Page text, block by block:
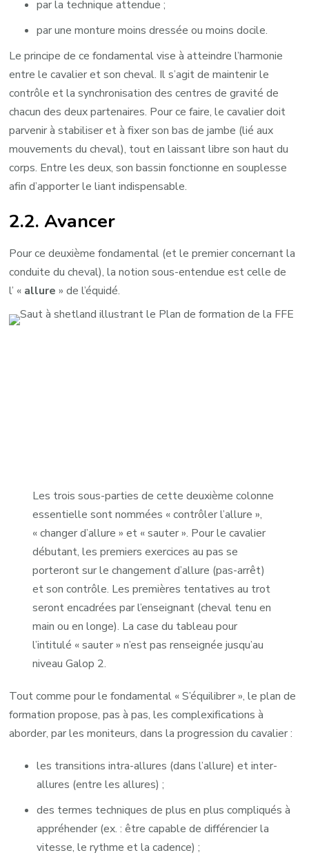
par la technique attendue ;
par une monture moins dressée ou moins docile.
Le principe de ce fondamental vise à atteindre l’harmonie
entre le cavalier et son cheval. Il s’agit de maintenir le
contrôle et la synchronisation des centres de gravité de
chacun des deux partenaires. Pour ce faire, le cavalier doit
parvenir à stabiliser et à fixer son bas de jambe (lié aux
mouvements du cheval), tout en laissant libre son haut du
corps. Entre les deux, son bassin fonctionne en souplesse
afin d’apporter le liant indispensable.
2.2. Avancer
Pour ce deuxième fondamental (et le premier concernant la
conduite du cheval), la notion sous-entendue est celle de
l’ « allure » de l’équidé.
Les trois sous-parties de cette deuxième colonne
essentielle sont nommées « contrôler l’allure »,
« changer d’allure » et « sauter ». Pour le cavalier
débutant, les premiers exercices au pas se
porteront sur le changement d’allure (pas-arrêt)
et son contrôle. Les premières tentatives au trot
seront encadrées par l’enseignant (cheval tenu en
main ou en longe). La case du tableau pour
l’intitulé « sauter » n’est pas renseignée jusqu’au
niveau Galop 2.
Tout comme pour le fondamental « S’équilibrer », le plan de
formation propose, pas à pas, les complexifications à
aborder, par les moniteurs, dans la progression du cavalier :
les transitions intra-allures (dans l’allure) et inter-
allures (entre les allures) ;
des termes techniques de plus en plus compliqués à
appréhender (ex. : être capable de différencier la
vitesse, le rythme et la cadence) ;